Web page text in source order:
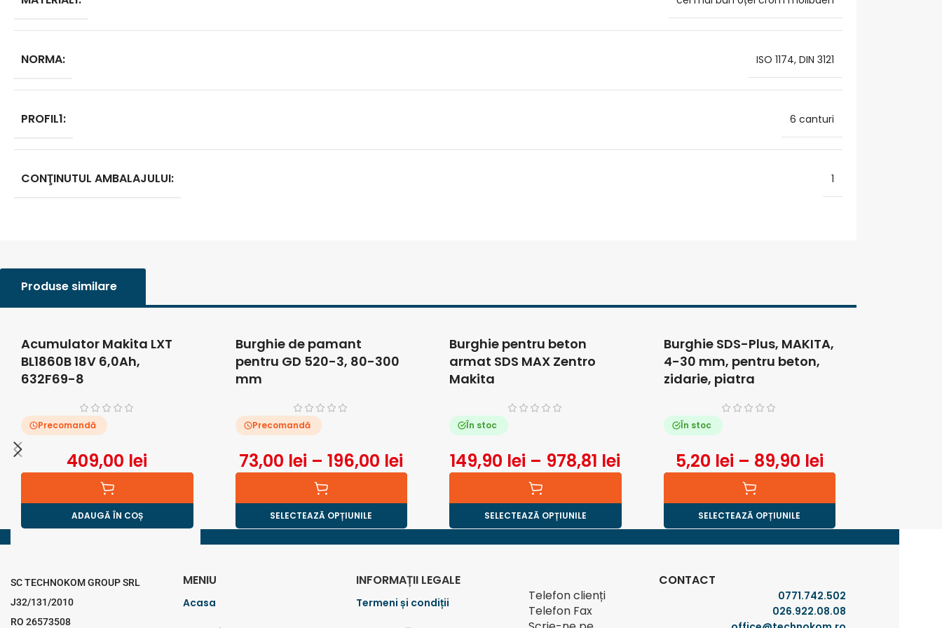
NORMA: ISO 1174, DIN 3121
PROFIL1: 6 canturi
CONŢINUTUL AMBALAJULUI: 1
Produse similare
Acumulator Makita LXT
BL1860B 18V 6,0Ah,
632F69-8
Precomandă
409,00 lei
ADAUGĂ ÎN COȘ
Burghie de pamant
pentru GD 520-3, 80-300
mm
Precomandă
73,00 lei – 196,00 lei
SELECTEAZĂ OPȚIUNILE
Burghie pentru beton
armat SDS MAX Zentro
Makita
În stoc
149,90 lei – 978,81 lei
SELECTEAZĂ OPȚIUNILE
Burghie SDS-Plus, MAKITA,
4-30 mm, pentru beton,
zidarie, piatra
În stoc
5,20 lei – 89,90 lei
SELECTEAZĂ OPȚIUNILE
SC TECHNOKOM GROUP SRL
J32/131/2010
RO 26573508
MENIU
Acasa
INFORMAȚII LEGALE
Termeni și condiții
CONTACT
Telefon clienți
0771.742.502
Telefon Fax 026.922.08.08